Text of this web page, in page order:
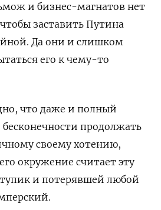
и бизнес-магнатов нет
заставить Путина
Да они и слишком
его к чему-то
что даже и полный
продолжать
своему хотению,
окружение считает эту
и потерявшей любой